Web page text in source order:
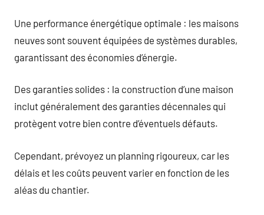
Une performance énergétique optimale : les maisons
neuves sont souvent équipées de systèmes durables,
garantissant des économies d’énergie.
Des garanties solides : la construction d’une maison
inclut généralement des garanties décennales qui
protègent votre bien contre d’éventuels défauts.
Cependant, prévoyez un planning rigoureux, car les
délais et les coûts peuvent varier en fonction de les
aléas du chantier.